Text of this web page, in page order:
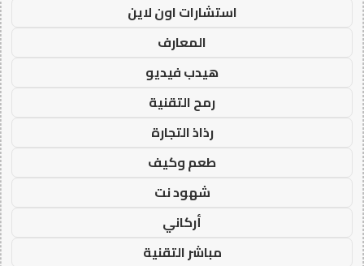
استشارات اون لاين
المعارف
هيدب فيديو
رمح التقنية
رذاذ التجارة
طعم وكيف
شهود نت
أركاني
مباشر التقنية